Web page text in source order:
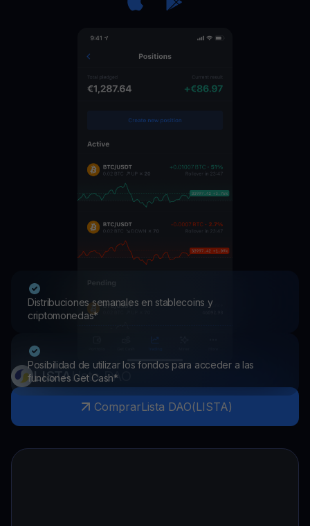
Distribuciones semanales en stablecoins y
criptomonedas*
Posibilidad de utilizar los fondos para acceder a las
funciones Get Cash*
LISTALista DAO
ComprarLista DAO(LISTA)